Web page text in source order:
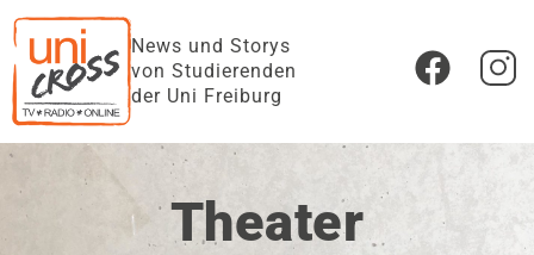
News und Storys
von Studierenden
der Uni Freiburg
Theater